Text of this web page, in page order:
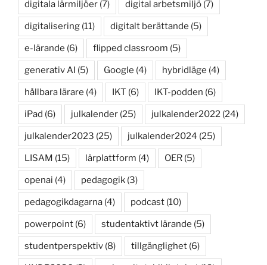
digitala lärmiljöer (7) digital arbetsmiljö (7)
digitalisering (11) digitalt berättande (5)
e-lärande (6) flipped classroom (5)
generativ AI (5) Google (4) hybridläge (4)
hållbara lärare (4) IKT (6) IKT-podden (6)
iPad (6) julkalender (25) julkalender2022 (24)
julkalender2023 (25) julkalender2024 (25)
LISAM (15) lärplattform (4) OER (5)
openai (4) pedagogik (3)
pedagogikdagarna (4) podcast (10)
powerpoint (6) studentaktivt lärande (5)
studentperspektiv (8) tillgänglighet (6)